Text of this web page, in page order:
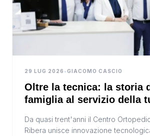
29 LUG 2026 •GIACOMO CASCIO
Oltre la tecnica: la storia
famiglia al servizio della
Da quasi trent'anni il Centro
Ribera unisce innovazione